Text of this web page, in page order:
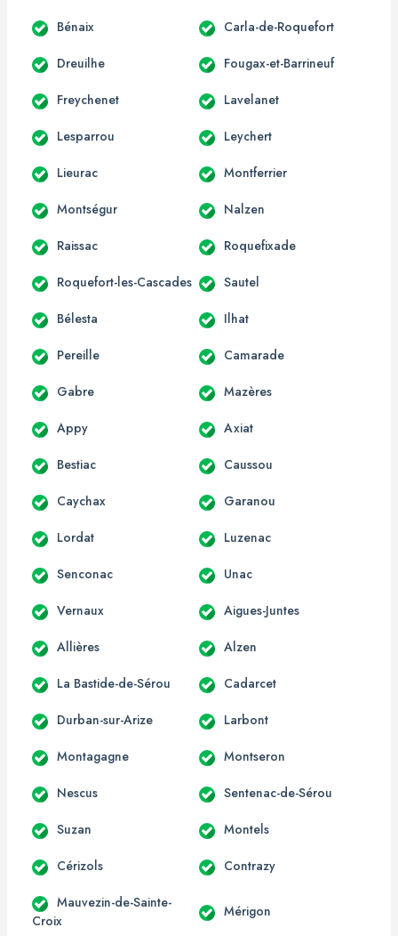
Bénaix Carla-de-Roquefort
Dreuilhe Fougax-et-Barrineuf
Freychenet Lavelanet
Lesparrou Leychert
Lieurac Montferrier
Montségur Nalzen
Raissac Roquefixade
Roquefort-les-Cascades Sautel
Bélesta Ilhat
Pereille Camarade
Gabre Mazères
Appy Axiat
Bestiac Caussou
Caychax Garanou
Lordat Luzenac
Senconac Unac
Vernaux Aigues-Juntes
Allières Alzen
La Bastide-de-Sérou Cadarcet
Durban-sur-Arize Larbont
Montagagne Montseron
Nescus Sentenac-de-Sérou
Suzan Montels
Cérizols Contrazy
Mauvezin-de-Sainte-
Croix
Mérigon